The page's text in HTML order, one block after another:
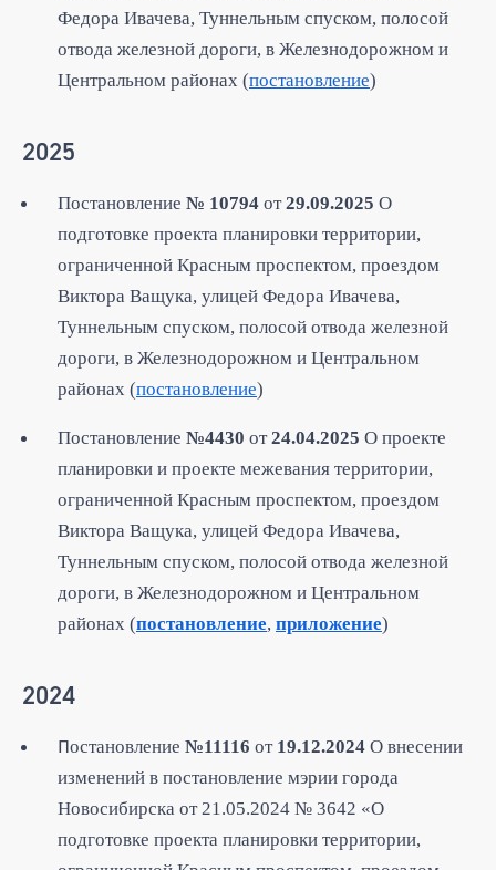
Федора Ивачева, Туннельным спуском, полосой
отвода железной дороги, в Железнодорожном и
Центральном районах (постановление)
2025
Постановление № 10794 от29.09.2025 О
подготовке проекта планировки территории,
ограниченной Красным проспектом, проездом
Виктора Ващука, улицей Федора Ивачева,
Туннельным спуском, полосой отвода железной
дороги, в Железнодорожном и Центральном
районах (постановление)
Постановление №4430 от24.04.2025 О проекте
планировки и проекте межевания территории,
ограниченной Красным проспектом, проездом
Виктора Ващука, улицей Федора Ивачева,
Туннельным спуском, полосой отвода железной
дороги, в Железнодорожном и Центральном
районах (постановление, приложение)
2024
Постановление №11116 от19.12.2024 О внесении
изменений в постановление мэрии города
Новосибирска от 21.05.2024 № 3642 «О
подготовке проекта планировки территории,